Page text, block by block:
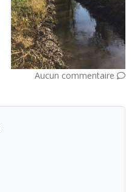
Aucun commentaire